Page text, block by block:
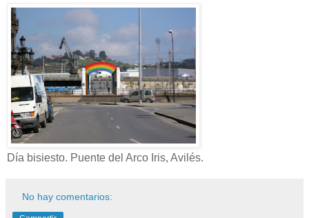
Día bisiesto. Puente del Arco Iris, Avilés.
No hay comentarios: